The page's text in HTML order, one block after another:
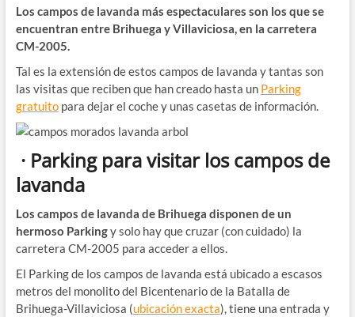
Los campos de lavanda más espectaculares son los que se
encuentran entre Brihuega y Villaviciosa, en la carretera
CM-2005.
Tal es la extensión de estos campos de lavanda y tantas son
las visitas que reciben que han creado hasta un Parking
gratuitopara dejar el coche y unas casetas de información.
· Parking para visitar los campos de
lavanda
Los campos de lavanda de Brihuega disponen de un
hermoso Parkingy solo hay que cruzar (con cuidado) la
carretera CM-2005 para acceder a ellos.
El Parking de los campos de lavanda está ubicado a escasos
metros del monolito del Bicentenario de la Batalla de
Brihuega-Villaviciosa (ubicación exacta), tiene una entrada y